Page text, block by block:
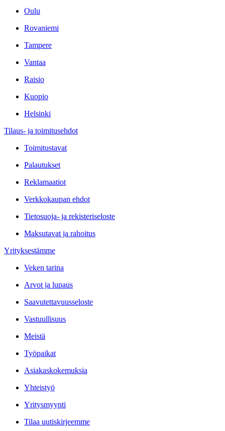
Oulu
Rovaniemi
Tampere
Vantaa
Raisio
Kuopio
Helsinki
Tilaus- ja toimitusehdot
Toimitustavat
Palautukset
Reklamaatiot
Verkkokaupan ehdot
Tietosuoja- ja rekisteriseloste
Maksutavat ja rahoitus
Yrityksestämme
Veken tarina
Arvot ja lupaus
Saavutettavuusseloste
Vastuullisuus
Meistä
Työpaikat
Asiakaskokemuksia
Yhteistyö
Yritysmyynti
Tilaa uutiskirjeemme